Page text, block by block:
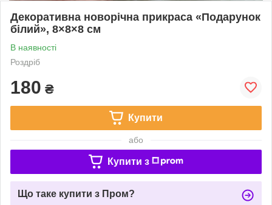
Декоративна новорічна прикраса «Подарунок
білий», 8×8×8 см
В наявності
Роздріб
180 ₴
Купити
або
Купити з
Що таке купити з Пром?